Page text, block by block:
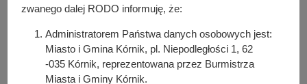
e-mail:radamiejska@kornik.pl
Kierownik: Helena Cyranik,+48 61 81 70 411 wew. 720
Pracownicy:
Zastępca kierownika - Joanna Grzegorowska,
zwanego dalej RODO informuję, że:
Administratorem Państwa danych osobowych jest:
Miasto i Gmina Kórnik, pl. Niepodległości 1, 62
-035 Kórnik, reprezentowana przez Burmistrza
Miasta i Gminy Kórnik.